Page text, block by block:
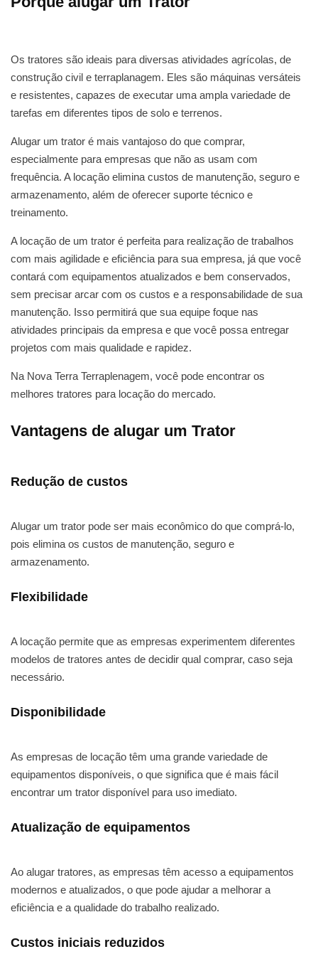
Os tratores são ideais para diversas atividades agrícolas, de
construção civil e terraplanagem. Eles são máquinas versáteis
e resistentes, capazes de executar uma ampla variedade de
tarefas em diferentes tipos de solo e terrenos.
Alugar um trator é mais vantajoso do que comprar,
especialmente para empresas que não as usam com
frequência. A locação elimina custos de manutenção, seguro e
armazenamento, além de oferecer suporte técnico e
treinamento.
A locação de um trator é perfeita para realização de trabalhos
com mais agilidade e eficiência para sua empresa, já que você
contará com equipamentos atualizados e bem conservados,
sem precisar arcar com os custos e a responsabilidade de sua
manutenção. Isso permitirá que sua equipe foque nas
atividades principais da empresa e que você possa entregar
projetos com mais qualidade e rapidez.
Na Nova Terra Terraplenagem, você pode encontrar os
melhores tratores para locação do mercado.
Vantagens de alugar um Trator
Redução de custos
Alugar um trator pode ser mais econômico do que comprá-lo,
pois elimina os custos de manutenção, seguro e
armazenamento.
Flexibilidade
A locação permite que as empresas experimentem diferentes
modelos de tratores antes de decidir qual comprar, caso seja
necessário.
Disponibilidade
As empresas de locação têm uma grande variedade de
equipamentos disponíveis, o que significa que é mais fácil
encontrar um trator disponível para uso imediato.
Atualização de equipamentos
Ao alugar tratores, as empresas têm acesso a equipamentos
modernos e atualizados, o que pode ajudar a melhorar a
eficiência e a qualidade do trabalho realizado.
Custos iniciais reduzidos